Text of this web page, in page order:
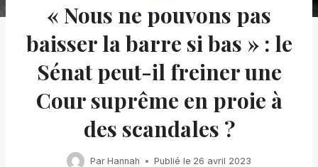
« Nous ne pouvons pas
baisser la barre si bas » : le
Sénat peut-il freiner une
Cour suprême en proie à
des scandales ?
Par Hannah Publié le 26 avril 2023